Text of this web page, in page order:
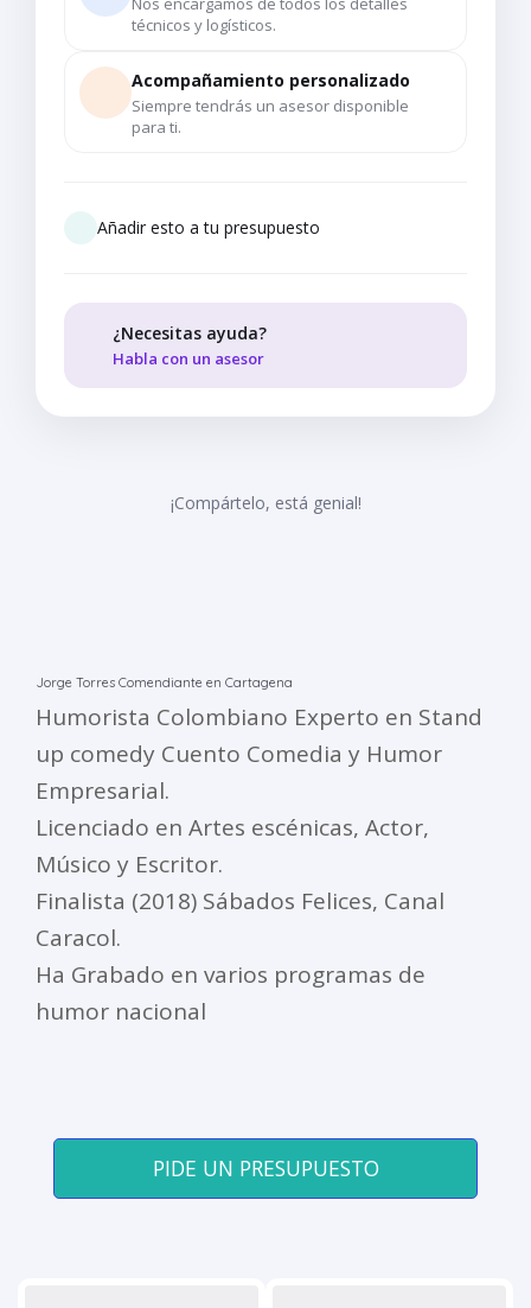
técnicos y logísticos.
Acompañamiento personalizado
Siempre tendrás un asesor disponible
para ti.
Añadir esto a tu presupuesto
¿Necesitas ayuda?
Habla con un asesor
¡Compártelo, está genial!
Jorge Torres Comendiante en Cartagena
Humorista Colombiano Experto en Stand
up comedy Cuento Comedia y Humor
Empresarial.
Licenciado en Artes escénicas, Actor,
Músico y Escritor.
Finalista (2018) Sábados Felices, Canal
Caracol.
Ha Grabado en varios programas de
humor nacional
PIDE UN PRESUPUESTO